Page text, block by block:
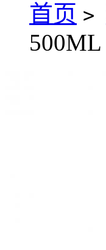
首页 >
500ML